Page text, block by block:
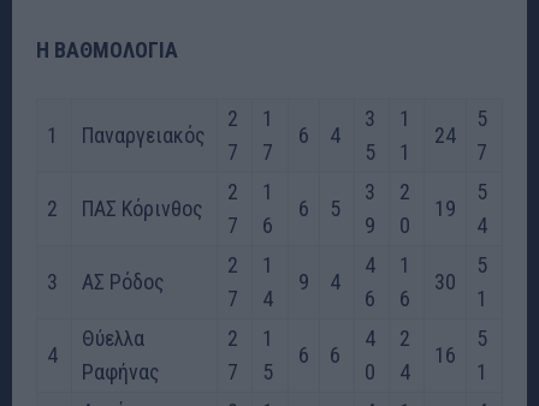
H ΒΑΘΜΟΛΟΓΙΑ
1 Παναργειακός
2
7
1
7
6 4
3
5
1
1
24
5
7
2 ΠΑΣ Κόρινθος
2
7
1
6
6 5
3
9
2
0
19
5
4
3 ΑΣ Ρόδος
2
7
1
4
9 4
4
6
1
6
30
5
1
4
Θύελλα
Ραφήνας
2
7
1
5
6 6
4
0
2
4
16
5
1